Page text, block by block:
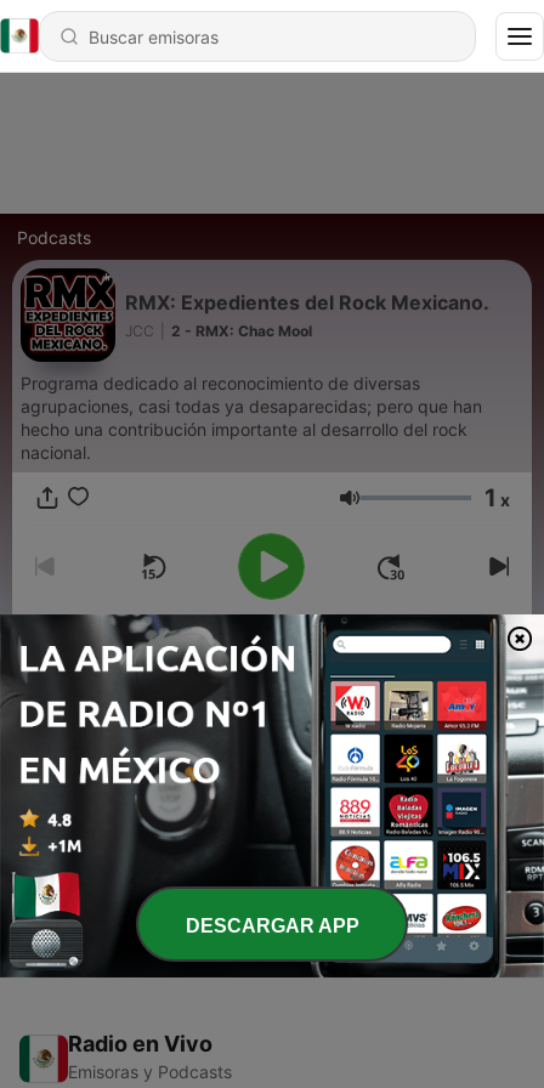
Podcasts
RMX: Expedientes del Rock Mexicano.
JCC 2 - RMX: Chac Mool
Programa dedicado al reconocimiento de diversas
agrupaciones, casi todas ya desaparecidas; pero que han
hecho una contribución importante al desarrollo del rock
nacional.
Volumen 1 x
00:00
Episodios
2 - RMX: Chac Mool
1 - RMX: Toncho Pilatos.
12 jul. 2021
Radio en Vivo
Emisoras y Podcasts
DESCARGAR APP